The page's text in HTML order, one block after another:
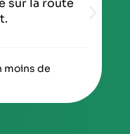
sur la route
moins de